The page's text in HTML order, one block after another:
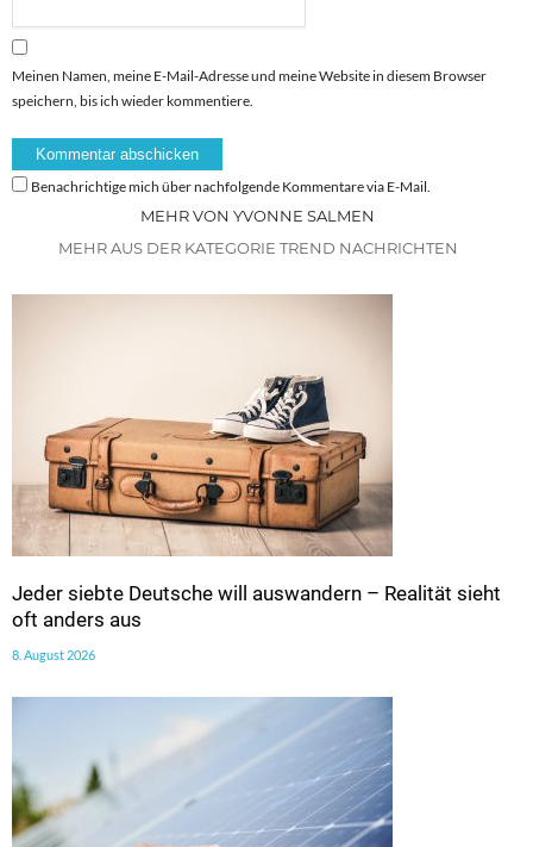
Meinen Namen, meine E-Mail-Adresse und meine Website in diesem Browser
speichern, bis ich wieder kommentiere.
Benachrichtige mich über nachfolgende Kommentare via E-Mail.
MEHR VON YVONNE SALMEN
MEHR AUS DER KATEGORIE TREND NACHRICHTEN
Jeder siebte Deutsche will auswandern – Realität sieht
oft anders aus
8. August 2026